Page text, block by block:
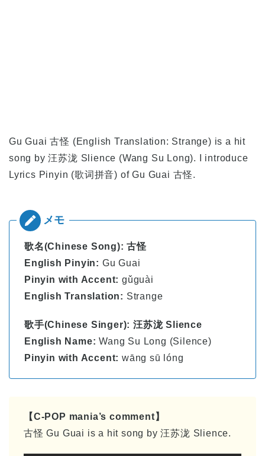
Gu Guai 古怪 (English Translation: Strange) is a hit
song by 汪苏泷 Slience (Wang Su Long). I introduce
Lyrics Pinyin (歌词拼音) ofGu Guai 古怪.
歌名(Chinese Song): 古怪
English Pinyin: Gu Guai
Pinyin with Accent: gǔguài
English Translation: Strange
歌手(Chinese Singer): 汪苏泷 Slience
English Name:Wang Su Long (Silence)
Pinyin with Accent: wāng sū lóng
【C-POP mania’s comment】
古怪 Gu Guai is a hit song by 汪苏泷 Slience.